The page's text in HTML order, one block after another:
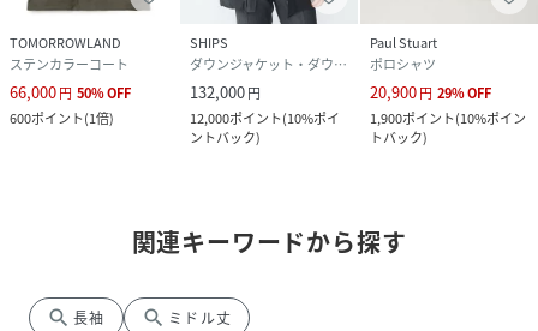
TOMORROWLAND
ステンカラーコート
66,000円 50%OFF
600ポイント(1倍)
SHIPS
ダウンジャケット・ダウンベスト
132,000円
12,000ポイント(10%ポイ
ントバック)
Paul Stuart
ポロシャツ
20,900円 29%OFF
1,900ポイント(10%ポイン
トバック)
関連キーワードから探す
search 長袖 search ミドル丈